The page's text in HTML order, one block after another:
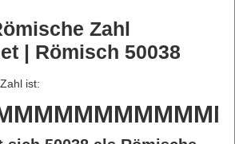
Zahl
| Römisch 50038
ist: